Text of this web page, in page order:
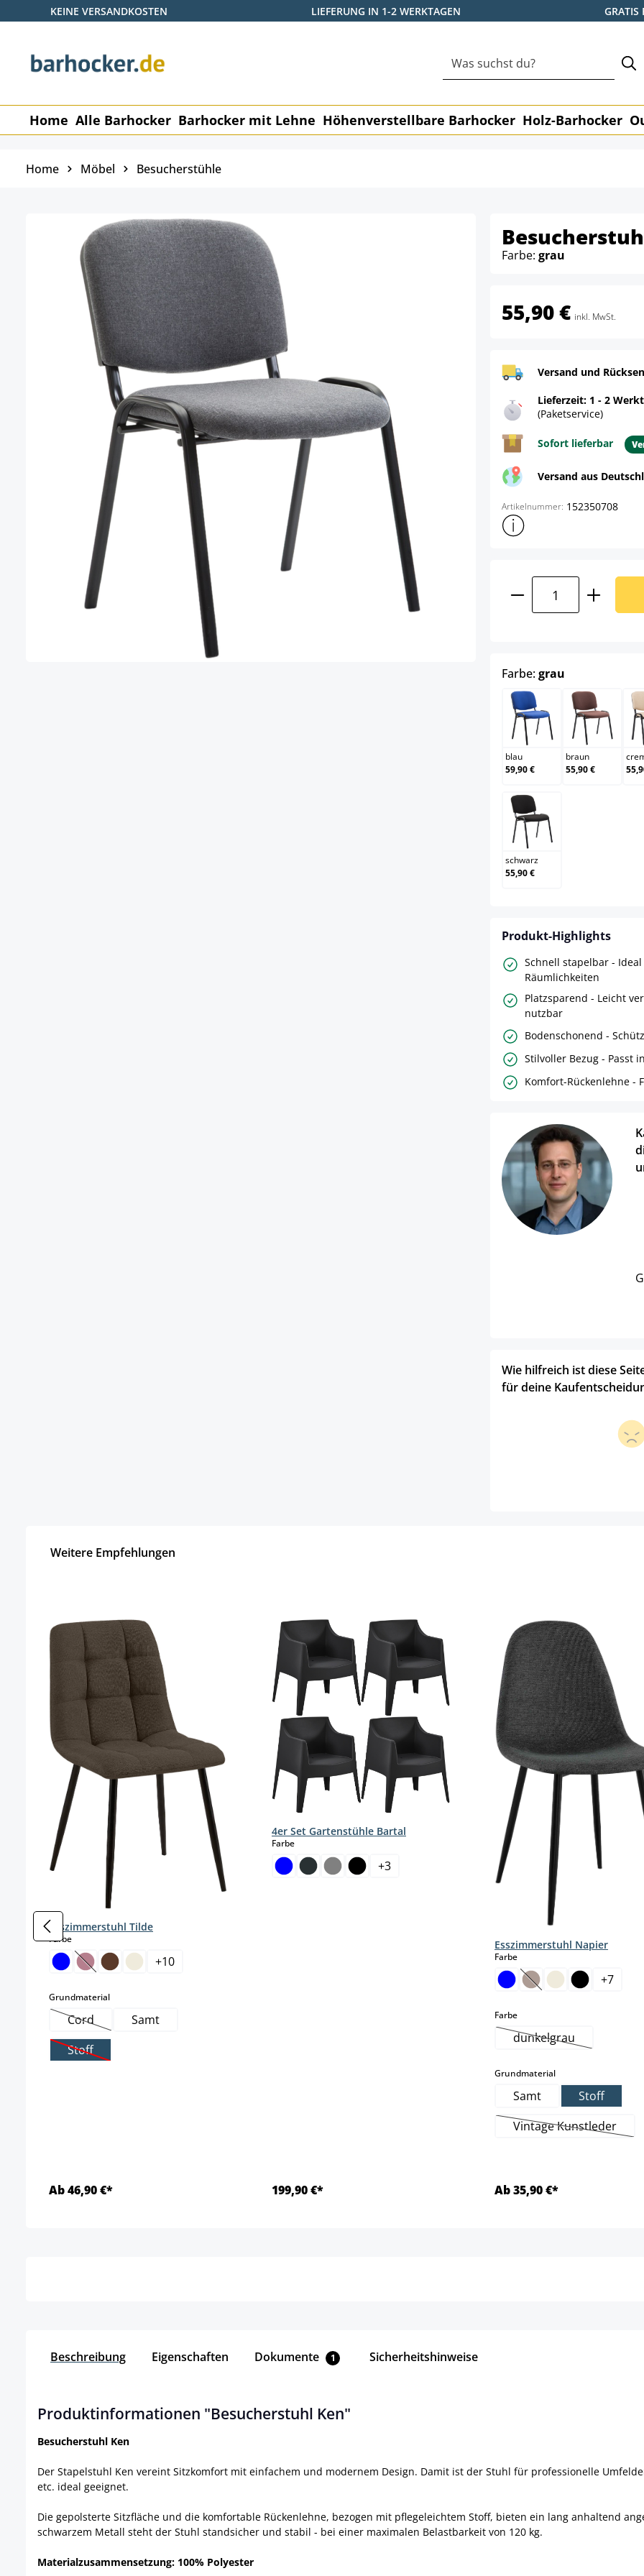
Hauptinhalt springen
Zur Suche springen
Zur Hauptnavigation springen
KEINE VERSANDKOSTEN LIEFERUNG IN 1-2 WERKTAGEN GRATIS
Home Alle Barhocker Barhocker mit Lehne Höhenverstellbare Barhocker Holz-Barhocker
Home Möbel Besucherstühle
Farbe: grau
55,90 € inkl. MwSt.
Versand und
Lieferzeit: 1 - 2
(Paketservice)
Sofort lieferbar
Versand aus
Artikelnummer: 152350708
Weitere
Produkt Anzahl:
Farbe:grau
blau
blau
59,90 €
braun
braun
55,90 €
schwarz
schwarz
55,90 €
Produkt-Highlights
Schnell stapelbar -
Räumlichkeiten
Platzsparend - Leicht
nutzbar
Bodenschonend -
Stilvoller Bezug - Passt
Komfort-Rückenlehne -
Wie hilfreich ist diese
für deine
Weitere Empfehlungen
Esszimmerstuhl Tilde
Farbeauswählen
(Diese Option ist zurzeit nicht verfügbar.)
+10
Grundmaterialauswählen
Cord(Diese Option ist zurzeit nicht verfügbar.)
Samt
Stoff(Diese Option ist zurzeit nicht verfügbar.)
Ab 46,90 €*
4er Set Gartenstühle Bartal
Farbeauswählen
+3
199,90 €*
Esszimmerstuhl Napier
Farbeauswählen
(Diese Option ist
+7
Farbeauswählen
dunkelgrau(Diese Option ist
Grundmaterialauswählen
Samt
Stoff
Vintage Kunstleder
(Diese Option
Ab 35,90 €*
Beschreibung Eigenschaften Dokumente 1 Sicherheitshinweise
Produktinformationen "Besucherstuhl Ken"
Besucherstuhl Ken
Der Stapelstuhl Ken vereint Sitzkomfort mit einfachem und modernem Design. Damit ist der Stuhl für professionelle
etc. ideal geeignet.
Die gepolsterte Sitzfläche und die komfortable Rückenlehne, bezogen mit pflegeleichtem Stoff, bieten ein lang anhaltend
schwarzem Metall steht der Stuhl standsicher und stabil - bei einer maximalen Belastbarkeit von 120 kg.
Materialzusammensetzung: 100% Polyester